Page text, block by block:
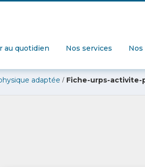
au quotidien Nos services
adaptée / Fiche-urps-activite-